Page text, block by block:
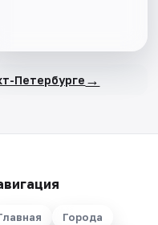
Петербурге →
Города